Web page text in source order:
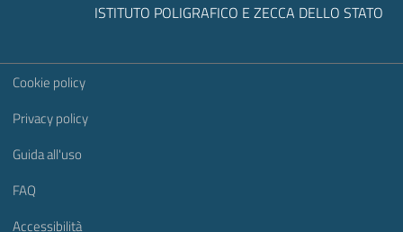
ISTITUTO POLIGRAFICO E ZECCA DELLO STATO
Sezione Link Utili
Cookie policy
Privacy policy
Guida all'uso
FAQ
Accessibilità